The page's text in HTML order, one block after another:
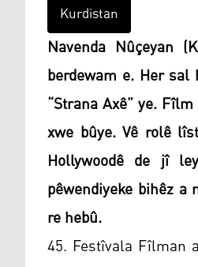
Kurdistan
Navenda Nûçeyan
berdewam e. Her
“Strana Axê” ye.
xwe bûye. Vê rolê
Hollywoodê de jî
pêwendiyeke bihêz
re hebû.
45. Festîvala Fîlman